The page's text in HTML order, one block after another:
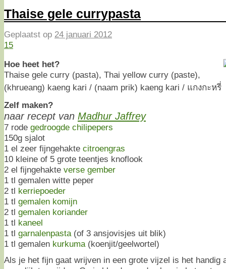
Thaise gele currypasta
Geplaatst op 24 januari 2012
15
Hoe heet het?
Thaise gele curry (pasta), Thai yellow curry (paste),
(khrueang) kaeng kari / (naam prik) kaeng kari / แกงกะหรี่
Zelf maken?
naar recept van Madhur Jaffrey
7 rode gedroogde chilipepers
150g sjalot
1 el zeer fijngehakte citroengras
10 kleine of 5 grote teentjes knoflook
2 el fijngehakte verse gember
1 tl gemalen witte peper
2 tl kerriepoeder
1 tl gemalen komijn
2 tl gemalen koriander
1 tl kaneel
1 tl garnalenpasta(of 3 ansjovisjes uit blik)
1 tl gemalen kurkuma(koenjit/geelwortel)
Als je het fijn gaat wrijven in een grote vijzel is het handig